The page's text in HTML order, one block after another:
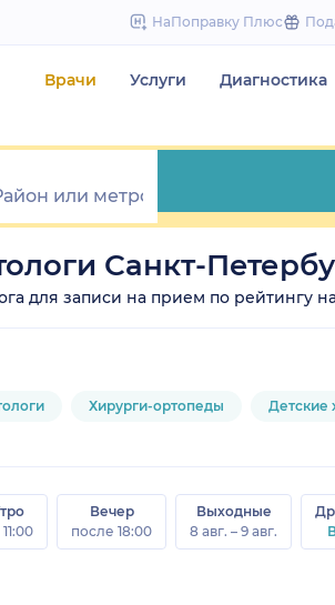
НаПоправку Плюс
Врачи Услуги Диагностика
Санкт-
для записи на прием по рейтингу
Хирурги-ортопеды Детские
Вечер
после 18:00
Выходные
8 авг. – 9 авг.